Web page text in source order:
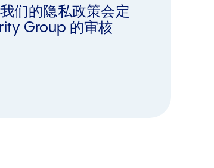
们的隐私政策会定
Group 的审核